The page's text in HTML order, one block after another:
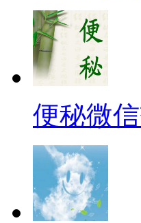
便秘微